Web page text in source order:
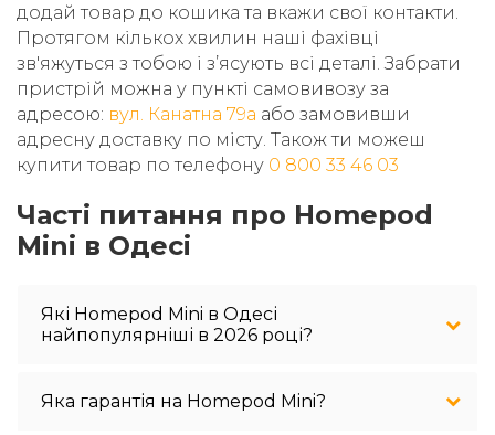
додай товар до кошика та вкажи свої контакти.
Протягом кількох хвилин наші фахівці
зв'яжуться з тобою і зʼясують всі деталі. Забрати
пристрій можна у пункті самовивозу за
адресою: вул. Канатна 79а або замовивши
адресну доставку по місту. Також ти можеш
купити товар по телефону 0 800 33 46 03
Часті питання про Homepod
Mini в Одесі
Які Homepod Mini в Одесі
найпопулярніші в 2026 році?
Яка гарантія на Homepod Mini?